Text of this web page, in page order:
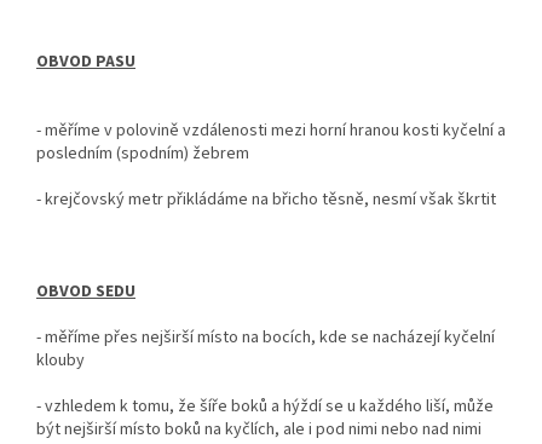
OBVOD PASU
- měříme v polovině vzdálenosti mezi horní hranou kosti kyčelní a
posledním (spodním) žebrem
- krejčovský metrpřikládáme na břicho těsně, nesmí však škrtit
OBVOD SEDU
-měříme přes nejširší místo na bocích, kde se nacházejí kyčelní
klouby
- vzhledem k tomu, že šíře boků a hýždí se u každého liší, může
být nejširší místo boků na kyčlích, ale i pod nimi nebo nad nimi